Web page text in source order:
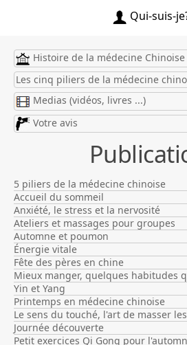
Qui-suis-
Histoire de la médecine Chinoise
Les cinq piliers de la médecine
Medias (vidéos, livres ...)
Votre avis
5 piliers de la médecine chinoise
Accueil du sommeil
Anxiété, le stress et la nervosité
Ateliers et massages pour groupes
Automne et poumon
Énergie vitale
Fête des pères en chine
Mieux manger, quelques habitudes
Yin et Yang
Printemps en médecine chinoise
Le sens du touché, l'art de masser
Journée découverte
Petit exercices Qi Gong pour